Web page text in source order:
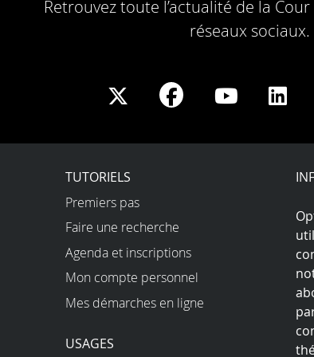
Retrouvez toute l’actualité de la
réseaux sociaux.
Share
X
Share
Facebook
Share
Youtube
TUTORIELS
Premiers pas
Faire une recherche
Agenda et inscriptions
Mon compte personnel
Mes démarches en ligne
USAGES